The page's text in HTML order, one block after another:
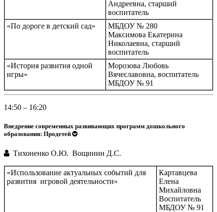
Андреевна, старший
воспитатель
«По дороге в детский сад»
МБДОУ № 280
Максимова Екатерина
Николаевна, старший
воспитатель
«История развития одной
игры»
Морозова Любовь
Вячеславовна, воспитатель
МБДОУ № 91
14:50 – 16:20
Внедрение современных развивающих программ дошкольного
образования: Продетей
Тихоненко О.Ю. Вощинин Д.С.
«Использование актуальных событий для
развития игровой деятельности»
Картавцева
Елена
Михайловна
Воспитатель
МБДОУ № 91